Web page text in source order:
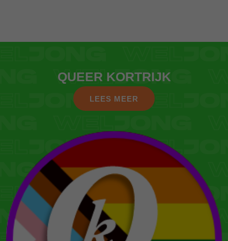
QUEER KORTRIJK
LEES MEER